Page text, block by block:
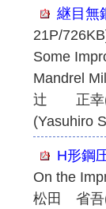
継目無
21P/
Some
Mandrel Mill
辻 正幸
(Yasuhiro
H形鋼
On the
松田 省吾